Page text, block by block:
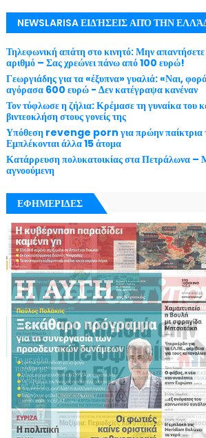
NEWSLARISA ΕΙΔΉΣΕΙΣ ΑΠΌ ΤΗΝ
ΚΌΣΜΟ ΜΕ ΕΓΚΥΡΌΤΗΤΑ
Τηλεφωνική απάτη στο κινητό: Μην απαντήσετε
αριθμό – Σας χρεώνει πάνω από 100 ευρώ!
Γεωργιάδης για τα «έξυπνα» γυαλιά: «Ναι,
αγόρασα 600 ευρώ - Δεν κατέγραψα κανέναν
Τον τύφλωσε η ζήλια: Κρέμασε τη γυναίκα του
βιντεοκλήση στους γονείς της
Υπόθεση revenge porn για πρώην
Εμπλέκονται άλλα 15 άτομα
Κατάρρευση πολυκατοικίας στα Πετράλωνα –
αγνοούμενη
ΕΦΗΜΕΡΙΔΕΣ